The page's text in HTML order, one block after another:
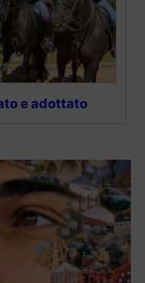
e adottato